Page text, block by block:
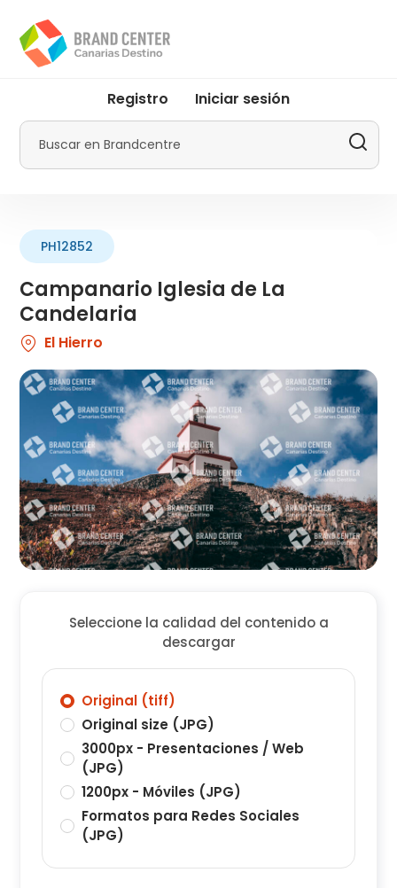
contenido
principal
menu
Promotur
Registro Iniciar sesión
Buscar
Campanario Iglesia de La
Candelaria
PH12852
El Hierro
Seleccione la calidad del contenido a
descargar
Original (tiff)
Original size (JPG)
3000px - Presentaciones / Web
(JPG)
1200px - Móviles (JPG)
Formatos para Redes Sociales
(JPG)